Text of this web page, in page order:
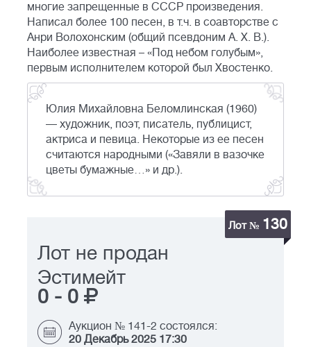
многие запрещенные в СССР произведения.
Написал более 100 песен, в т.ч. в соавторстве с
Анри Волохонским (общий псевдоним А. Х. В.).
Наиболее известная – «Под небом голубым»,
первым исполнителем которой был Хвостенко.
Юлия Михайловна Беломлинская (1960)
— художник, поэт, писатель, публицист,
актриса и певица. Некоторые из ее песен
считаются народными («Завяли в вазочке
цветы бумажные…» и др.).
Лот № 130
Лот не продан
Эстимейт
0 - 0
Аукцион № 141-2 состоялся:
20 Декабрь 2025 17:30